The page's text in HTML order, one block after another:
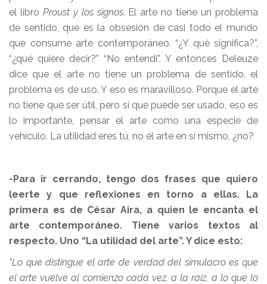
el libro Proust y los signos. El arte no tiene un problema
de sentido, que es la obsesión de casi todo el mundo
que consume arte contemporáneo. “¿Y qué significa?”,
“¿qué quiere decir?” “No entendí”. Y entonces Deleuze
dice que el arte no tiene un problema de sentido, el
problema es de uso. Y eso es maravilloso. Porque el arte
no tiene que ser útil, pero sí que puede ser usado, eso es
lo importante, pensar el arte como una especie de
vehículo. La utilidad eres tú, no el arte en sí mismo, ¿no?
-Para ir cerrando, tengo dos frases que quiero
leerte y que reflexiones en torno a ellas. La
primera es de César Aira, a quien le encanta el
arte contemporáneo. Tiene varios textos al
respecto. Uno “La utilidad del arte”. Y dice esto:
"Lo que distingue el arte de verdad del simulacro es que
el arte vuelve al comienzo cada vez, a la raíz, a lo que lo